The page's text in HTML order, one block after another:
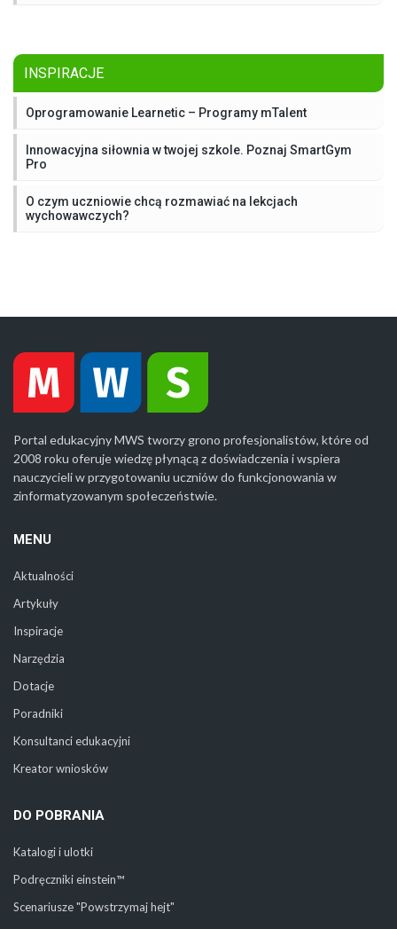
INSPIRACJE
Oprogramowanie Learnetic – Programy mTalent
Innowacyjna siłownia w twojej szkole. Poznaj SmartGym
Pro
O czym uczniowie chcą rozmawiać na lekcjach
wychowawczych?
Portal edukacyjny MWS tworzy grono profesjonalistów, które od
2008 roku oferuje wiedzę płynącą z doświadczenia i wspiera
nauczycieli w przygotowaniu uczniów do funkcjonowania w
zinformatyzowanym społeczeństwie.
MENU
Aktualności
Artykuły
Inspiracje
Narzędzia
Dotacje
Poradniki
Konsultanci edukacyjni
Kreator wniosków
DO POBRANIA
Katalogi i ulotki
Podręczniki einstein™
Scenariusze "Powstrzymaj hejt"